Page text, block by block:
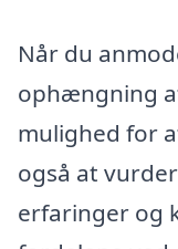
Når du
ophængning
mulighed for
også at
erfaringer og